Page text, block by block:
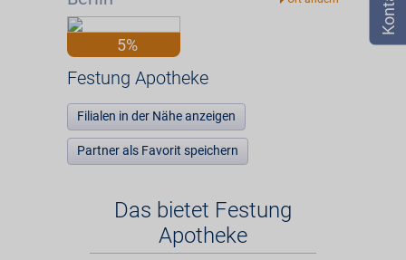
Login
5%
Festung Apotheke
Filialen in der Nähe anzeigen
Partner als Favorit speichern
Das bietet Festung
Apotheke